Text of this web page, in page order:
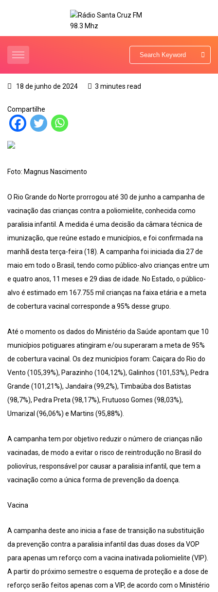
18 de junho de 2024 3 minutes read
Compartilhe
Foto: Magnus Nascimento
O Rio Grande do Norte prorrogou até 30 de junho a campanha de
vacinação das crianças contra a poliomielite, conhecida como
paralisia infantil. A medida é uma decisão da câmara técnica de
imunização, que reúne estado e municípios, e foi confirmada na
manhã desta terça-feira (18). A campanha foi iniciada dia 27 de
maio em todo o Brasil, tendo como público-alvo crianças entre um
e quatro anos, 11 meses e 29 dias de idade. No Estado, o público-
alvo é estimado em 167.755 mil crianças na faixa etária e a meta
de cobertura vacinal corresponde a 95% desse grupo.
Até o momento os dados do Ministério da Saúde apontam que 10
municípios potiguares atingiram e/ou superaram a meta de 95%
de cobertura vacinal. Os dez municípios foram: Caiçara do Rio do
Vento (105,39%), Parazinho (104,12%), Galinhos (101,53%), Pedra
Grande (101,21%), Jandaíra (99,2%), Timbaúba dos Batistas
(98,7%), Pedra Preta (98,17%), Frutuoso Gomes (98,03%),
Umarizal (96,06%) e Martins (95,88%).
A campanha tem por objetivo reduzir o número de crianças não
vacinadas, de modo a evitar o risco de reintrodução no Brasil do
poliovírus, responsável por causar a paralisia infantil, que tem a
vacinação como a única forma de prevenção da doença.
Vacina
A campanha deste ano inicia a fase de transição na substituição
da prevenção contra a paralisia infantil das duas doses da VOP
para apenas um reforço com a vacina inativada poliomielite (VIP).
A partir do próximo semestre o esquema de proteção e a dose de
reforço serão feitos apenas com a VIP, de acordo com o Ministério